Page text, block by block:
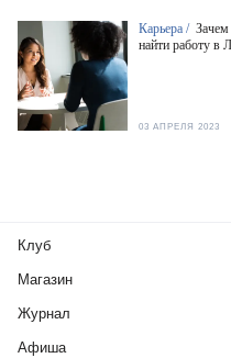
Карьера / Зачем
найти работу в
03 АПРЕЛЯ 2023
Клуб
Магазин
Журнал
Афиша